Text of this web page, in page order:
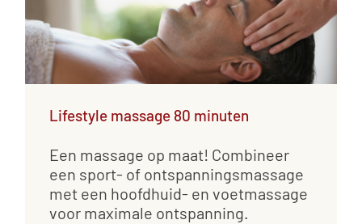
Lifestyle massage 80 minuten
Een massage op maat! Combineer
een sport- of ontspanningsmassage
met een hoofdhuid- en voetmassage
voor maximale ontspanning.